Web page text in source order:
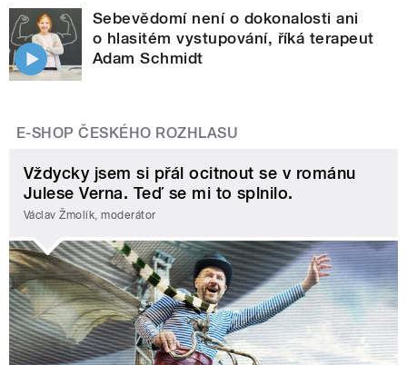
Sebevědomí není o dokonalosti ani
o hlasitém vystupování, říká terapeut
Adam Schmidt
E-SHOP ČESKÉHO ROZHLASU
Vždycky jsem si přál ocitnout se v románu
Julese Verna. Teď se mi to splnilo.
Václav Žmolík, moderátor